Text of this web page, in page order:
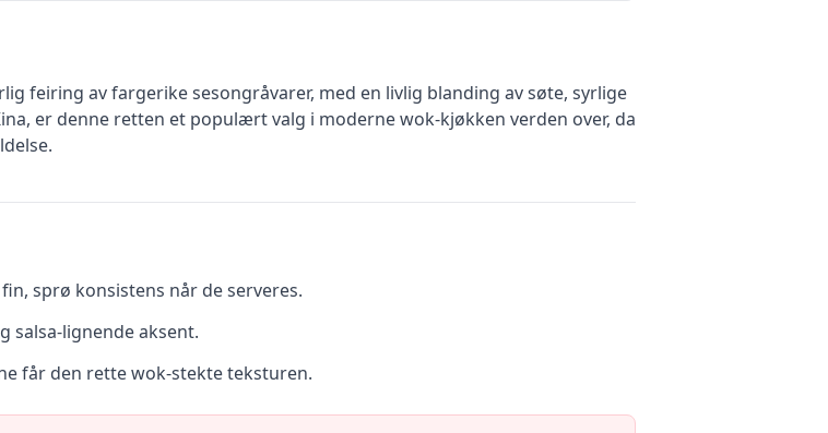
feiring av fargerike sesongråvarer, med en livlig blanding av søte, syrlige
er denne retten et populært valg i moderne wok-kjøkken verden over, da
sprø konsistens når de serveres.
salsa-lignende aksent.
får den rette wok-stekte teksturen.